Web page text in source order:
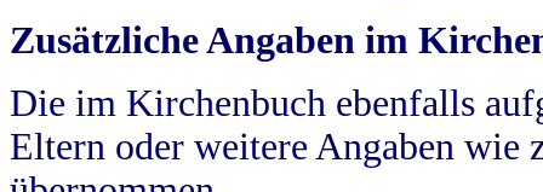
Zusätzliche Angaben im
Die im Kirchenbuch ebenfalls
Eltern oder weitere Angaben wie